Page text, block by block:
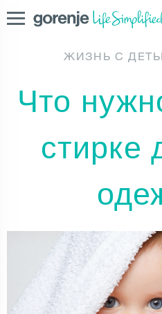
Hercegovina
|Северна
ЖИЗНЬ С
Что
стирке